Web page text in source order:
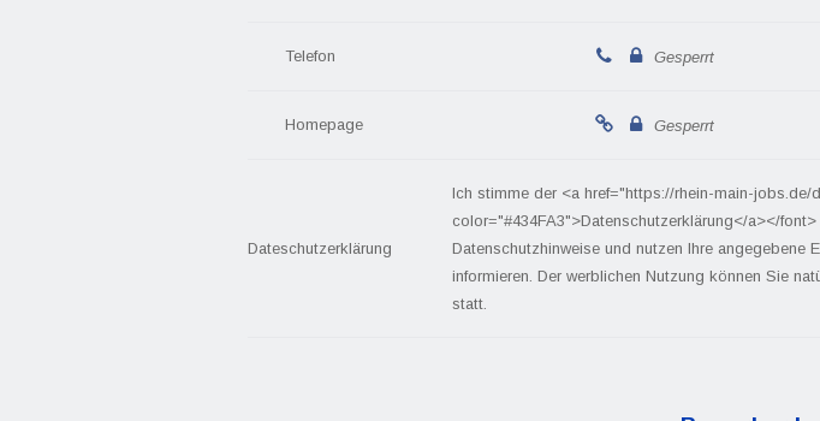
Telefon Gesperrt
Homepage Gesperrt
Dateschutzerklärung
Ich stimme der <a href="https://rhein-main-
color="#434FA3">Datenschutzerklärung</a></
Datenschutzhinweise und nutzen Ihre
informieren. Der werblichen Nutzung können Sie
statt.